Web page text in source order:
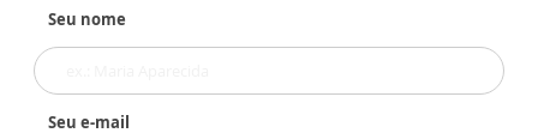
Seu nome
Seu e-mail